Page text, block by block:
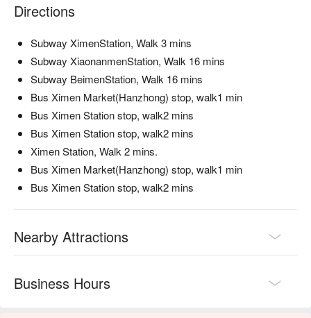
Directions
Subway XimenStation, Walk 3 mins
Subway XiaonanmenStation, Walk 16 mins
Subway BeimenStation, Walk 16 mins
Bus Ximen Market(Hanzhong) stop, walk1 min
Bus Ximen Station stop, walk2 mins
Bus Ximen Station stop, walk2 mins
Ximen Station, Walk 2 mins.
Bus Ximen Market(Hanzhong) stop, walk1 min
Bus Ximen Station stop, walk2 mins
Nearby Attractions
Business Hours